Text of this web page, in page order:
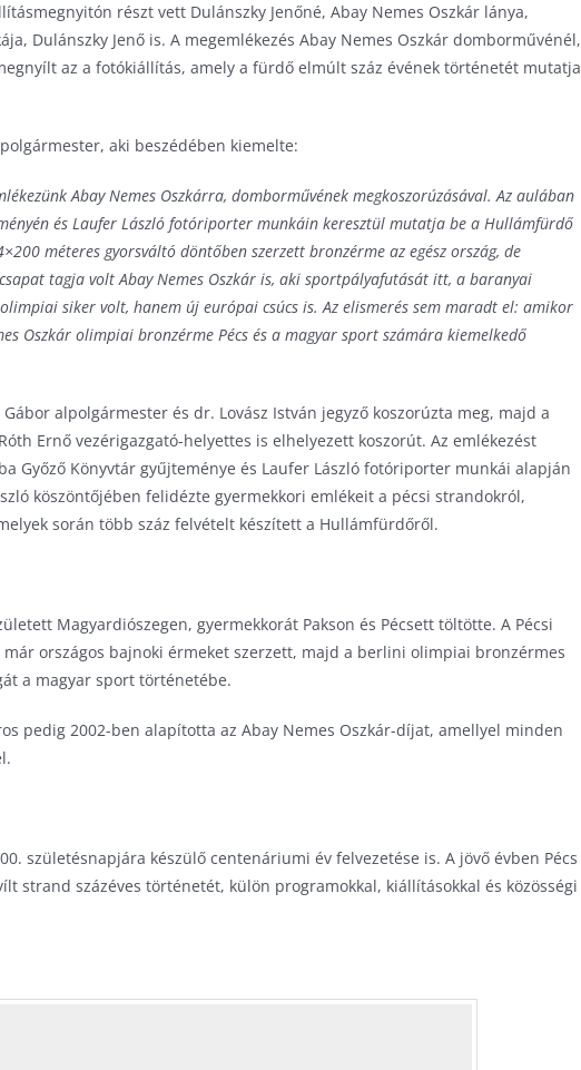
részt vett Dulánszky Jenőné, Abay Nemes Oszkár lánya,
Dulánszky Jenő is. A megemlékezés Abay Nemes Oszkár domborművénél,
az a fotókiállítás, amely a fürdő elmúlt száz évének történetét mutatja
aki beszédében kiemelte:
Abay Nemes Oszkárra, domborművének megkoszorúzásával. Az aulában
és Laufer László fotóriporter munkáin keresztül mutatja be a Hullámfürdő
méteres gyorsváltó döntőben szerzett bronzérme az egész ország, de
tagja volt Abay Nemes Oszkár is, aki sportpályafutását itt, a baranyai
olimpiai siker volt, hanem új európai csúcs is. Az elismerés sem maradt el: amikor
Oszkár olimpiai bronzérme Pécs és a magyar sport számára kiemelkedő
alpolgármester és dr. Lovász István jegyző koszorúzta meg, majd a
Ernő vezérigazgató-helyettes is elhelyezett koszorút. Az emlékezést
Győző Könyvtár gyűjteménye és Laufer László fotóriporter munkái alapján
köszöntőjében felidézte gyermekkori emlékeit a pécsi strandokról,
során több száz felvételt készített a Hullámfürdőről.
Magyardiószegen, gyermekkorát Pakson és Pécsett töltötte. A Pécsi
már országos bajnoki érmeket szerzett, majd a berlini olimpiai bronzérmes
a magyar sport történetébe.
pedig 2002-ben alapította az Abay Nemes Oszkár-díjat, amellyel minden
születésnapjára készülő centenáriumi év felvezetése is. A jövő évben Pécs
strand százéves történetét, külön programokkal, kiállításokkal és közösségi